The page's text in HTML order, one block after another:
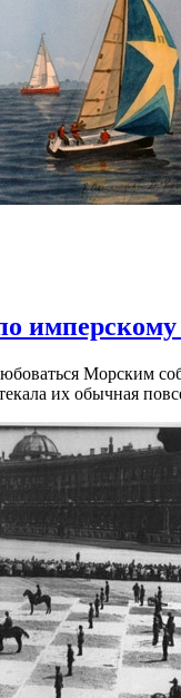
Морским
их обычная